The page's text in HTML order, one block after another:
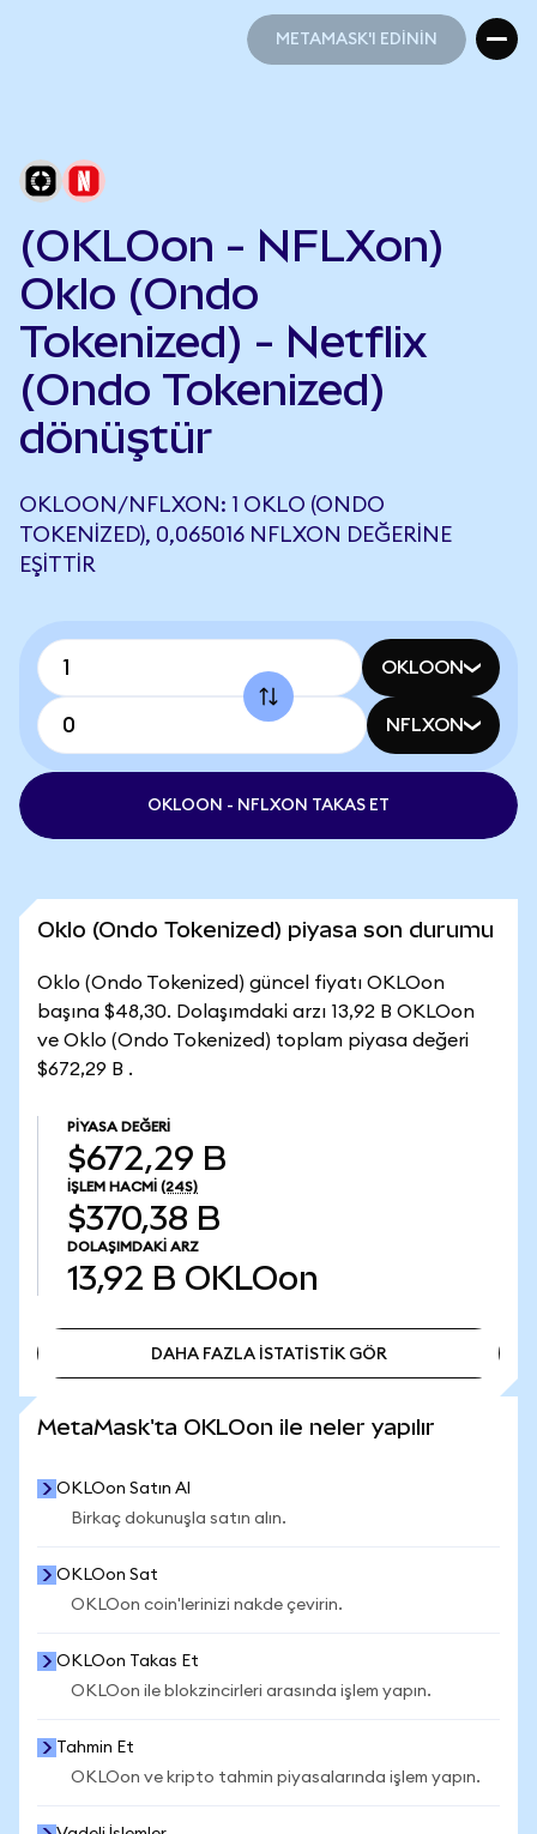
METAMASK'I EDİNİN
(OKLOon - NFLXon)
Oklo (Ondo
Tokenized) - Netflix
(Ondo Tokenized)
dönüştür
OKLOON/NFLXON: 1 OKLO (ONDO
TOKENIZED), 0,065016 NFLXON DEĞERINE
EŞITTIR
OKLOON
NFLXON
OKLOON - NFLXON TAKAS ET
Oklo (Ondo Tokenized) piyasa son durumu
Oklo (Ondo Tokenized) güncel fiyatı OKLOon
başına $48,30. Dolaşımdaki arzı 13,92 B OKLOon
ve Oklo (Ondo Tokenized) toplam piyasa değeri
$672,29 B .
PIYASA DEĞERI
$672,29 B
İŞLEM HACMI (24S)
$370,38 B
DOLAŞIMDAKI ARZ
13,92 B OKLOon
DAHA FAZLA İSTATİSTİK GÖR
MetaMask'ta OKLOon ile neler yapılır
OKLOon Satın Al
Birkaç dokunuşla satın alın.
OKLOon Sat
OKLOon coin'lerinizi nakde çevirin.
OKLOon Takas Et
OKLOon ile blokzincirleri arasında işlem yapın.
Tahmin Et
OKLOon ve kripto tahmin piyasalarında işlem yapın.